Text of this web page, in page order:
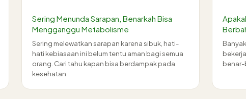
Sering Menunda Sarapan, Benarkah Bisa
Mengganggu Metabolisme
Sering melewatkan sarapan karena sibuk, hati-
hati kebiasaan ini belum tentu aman bagi semua
orang. Cari tahu kapan bisa berdampak pada
kesehatan.
benar-